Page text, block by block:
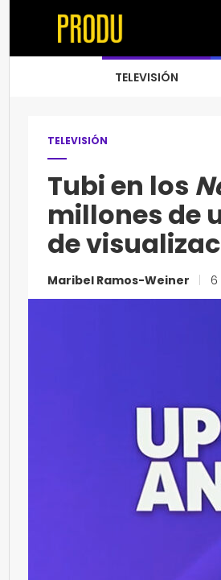
TELEVISIÓN
TELEVISIÓN
Tubi en los
millones de
de
Maribel Ramos-Weiner